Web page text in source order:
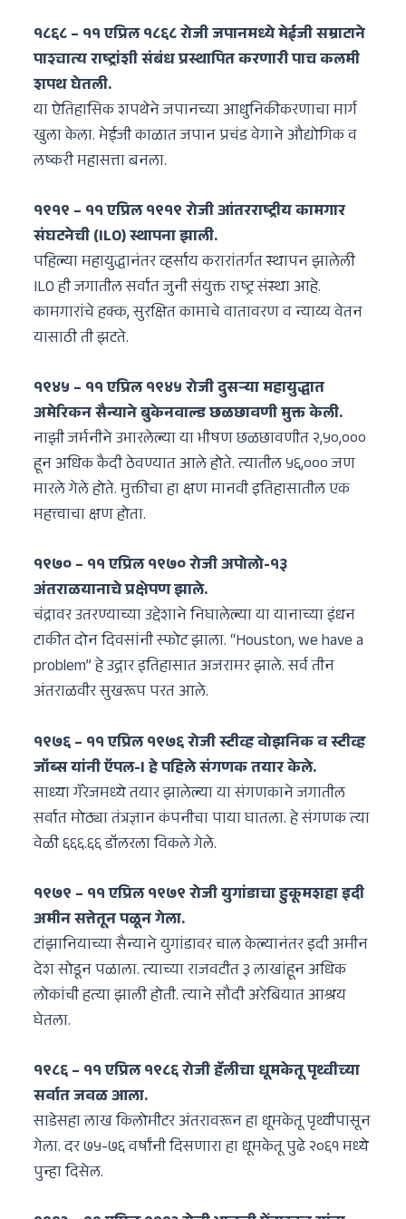
१८६८ – ११ एप्रिल १८६८ रोजी जपानमध्ये मेईजी सम्राटाने
पाश्चात्य राष्ट्रांशी संबंध प्रस्थापित करणारी पाच कलमी
शपथ घेतली.
या ऐतिहासिक शपथेने जपानच्या आधुनिकीकरणाचा मार्ग
खुला केला. मेईजी काळात जपान प्रचंड वेगाने औद्योगिक व
लष्करी महासत्ता बनला.
१९१९ – ११ एप्रिल १९१९ रोजी आंतरराष्ट्रीय कामगार
संघटनेची (ILO) स्थापना झाली.
पहिल्या महायुद्धानंतर व्हर्साय करारांतर्गत स्थापन झालेली
ILO ही जगातील सर्वात जुनी संयुक्त राष्ट्र संस्था आहे.
कामगारांचे हक्क, सुरक्षित कामाचे वातावरण व न्याय्य वेतन
यासाठी ती झटते.
१९४५ – ११ एप्रिल १९४५ रोजी दुसऱ्या महायुद्धात
अमेरिकन सैन्याने बुकेनवाल्ड छळछावणी मुक्त केली.
नाझी जर्मनीने उभारलेल्या या भीषण छळछावणीत २,५०,०००
हून अधिक कैदी ठेवण्यात आले होते. त्यातील ५६,००० जण
मारले गेले होते. मुक्तीचा हा क्षण मानवी इतिहासातील एक
महत्त्वाचा क्षण होता.
१९७० – ११ एप्रिल १९७० रोजी अपोलो-१३
अंतराळयानाचे प्रक्षेपण झाले.
चंद्रावर उतरण्याच्या उद्देशाने निघालेल्या या यानाच्या इंधन
टाकीत दोन दिवसांनी स्फोट झाला. “Houston, we have a
problem” हे उद्गार इतिहासात अजरामर झाले. सर्व तीन
अंतराळवीर सुखरूप परत आले.
१९७६ – ११ एप्रिल १९७६ रोजी स्टीव्ह वोझनिक व स्टीव्ह
जॉब्स यांनी ऍपल-I हे पहिले संगणक तयार केले.
साध्या गॅरेजमध्ये तयार झालेल्या या संगणकाने जगातील
सर्वात मोठ्या तंत्रज्ञान कंपनीचा पाया घातला. हे संगणक त्या
वेळी ६६६.६६ डॉलरला विकले गेले.
१९७९ – ११ एप्रिल १९७९ रोजी युगांडाचा हुकूमशहा इदी
अमीन सत्तेतून पळून गेला.
टांझानियाच्या सैन्याने युगांडावर चाल केल्यानंतर इदी अमीन
देश सोडून पळाला. त्याच्या राजवटीत ३ लाखांहून अधिक
लोकांची हत्या झाली होती. त्याने सौदी अरेबियात आश्रय
घेतला.
१९८६ – ११ एप्रिल १९८६ रोजी हॅलीचा धूमकेतू पृथ्वीच्या
सर्वात जवळ आला.
साडेसहा लाख किलोमीटर अंतरावरून हा धूमकेतू पृथ्वीपासून
गेला. दर ७५-७६ वर्षांनी दिसणारा हा धूमकेतू पुढे २०६१ मध्ये
पुन्हा दिसेल.